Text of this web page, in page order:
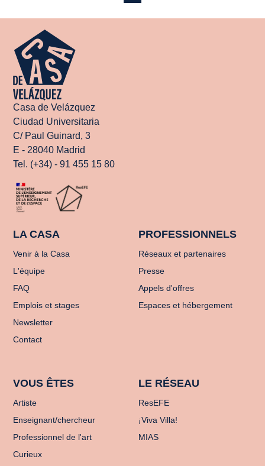
Casa de Velázquez
Ciudad Universitaria
C/ Paul Guinard, 3
E - 28040 Madrid
Tel. (+34) - 91 455 15 80
LA CASA
Venir à la Casa
L'équipe
FAQ
Emplois et stages
Newsletter
Contact
PROFESSIONNELS
Réseaux et partenaires
Presse
Appels d'offres
Espaces et hébergement
VOUS ÊTES
Artiste
Enseignant/chercheur
Professionnel de l'art
Curieux
LE RÉSEAU
ResEFE
¡Viva Villa!
MIAS